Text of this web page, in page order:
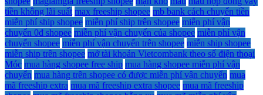
tiền không lãi suất max freeship shopee mb bank cách chuyển tiền
miễn phí ship shopee miễn phí ship trên shopee miễn phí vận
chuyển 0đ shopee miễn phí vận chuyển của shopee miễn phí vận
chuyển shopee miễn phí vận chuyển trên shopee miễn ship shopee
miễn ship trên shopee mở tài khoản Vietcombank theo số điện thoại
Móc mua hàng shopee free ship mua hàng shopee miễn phí vận
chuyển mua hàng trên shopee có được miễn phí vận chuyển mua
mã freeship extra mua mã freeship extra shopee mua mã freeship